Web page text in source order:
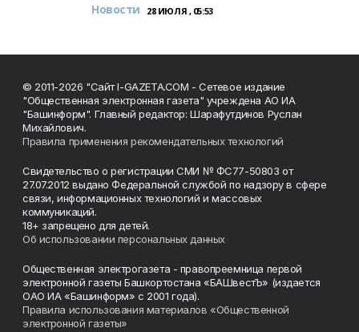
Новости 28 ИЮЛЯ , 05:53
© 2011-2026 "Сайт I-GAZETA.COM - Сетевое издание
"Общественная электронная газета" учреждена АО ИА
"Башинформ". Главный редактор: Шарафутдинов Руслан
Михайлович.
Правила применения рекомендательных технологий
Свидетельство о регистрации СМИ № ФС77-50803 от
27.07.2012 выдано Федеральной службой по надзору в сфере
связи, информационных технологий и массовых
коммуникаций.
18+ запрещено для детей.
Об использовании персональных данных
Общественная электрогазета - правопреемница первой
электронной газеты Башкортостана «БАШвестЪ» (издается
ОАО ИА «Башинформ» с 2001 года).
Правила использования материалов «Общественной
электронной газеты»